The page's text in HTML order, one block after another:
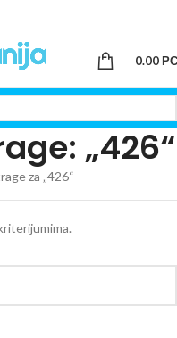
0.00
„426“
za „426“